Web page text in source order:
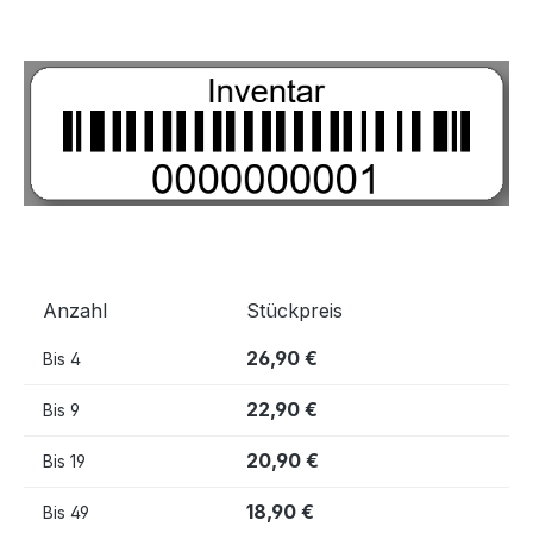
Anzahl Stückpreis
Bis 4 26,90 €
Bis 9 22,90 €
Bis 19 20,90 €
Bis 49 18,90 €